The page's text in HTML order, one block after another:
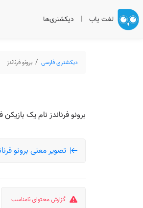
لغت یاب | دیکشنری‌ها
دیکشنری فارسی برونو فرناندز
برونو فرناندز نام یک
تصویر معنی برونو
گزارش محتوای نامناسب